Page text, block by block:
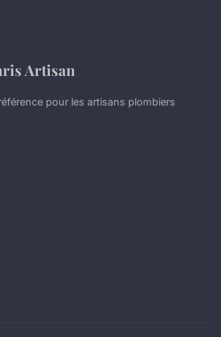
Artisan
pour les artisans plombiers